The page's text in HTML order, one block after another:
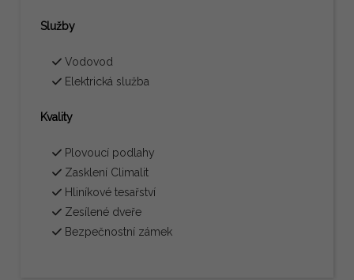
Služby
Vodovod
Elektrická služba
Kvality
Plovoucí podlahy
Zasklení Climalit
Hliníkové tesařství
Zesílené dveře
Bezpečnostní zámek